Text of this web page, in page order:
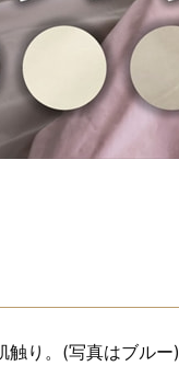
触り。(写真はブルー)